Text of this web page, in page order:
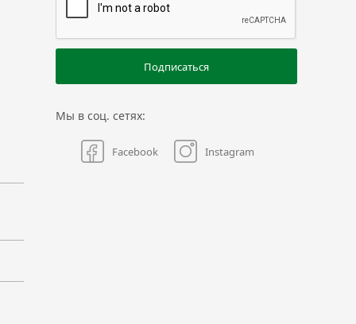
Подписаться
Мы в соц. сетях:
Facebook Instagram